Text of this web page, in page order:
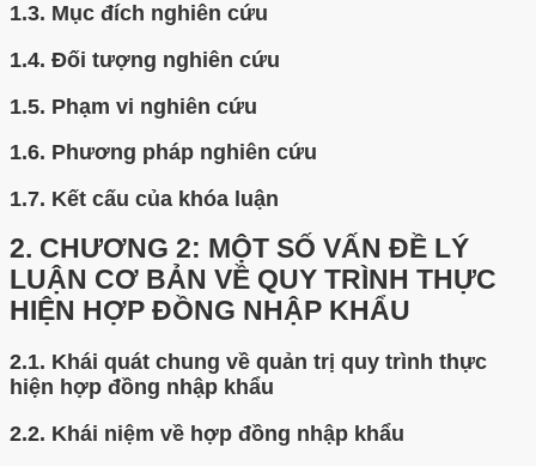
1.3. Mục đích nghiên cứu
1.4. Đối tượng nghiên cứu
1.5. Phạm vi nghiên cứu
1.6. Phương pháp nghiên cứu
1.7. Kết cấu của khóa luận
2. CHƯƠNG 2: MỘT SỐ VẤN ĐỀ LÝ
LUẬN CƠ BẢN VỀ QUY TRÌNH THỰC
HIỆN HỢP ĐỒNG NHẬP KHẨU
2.1. Khái quát chung về quản trị quy trình thực
hiện hợp đồng nhập khẩu
2.2. Khái niệm về hợp đồng nhập khẩu